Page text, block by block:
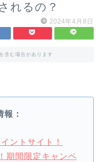
れるの？
2024年4月8日
含む場合があります
：
ントサイト！
期間限定キャンペ